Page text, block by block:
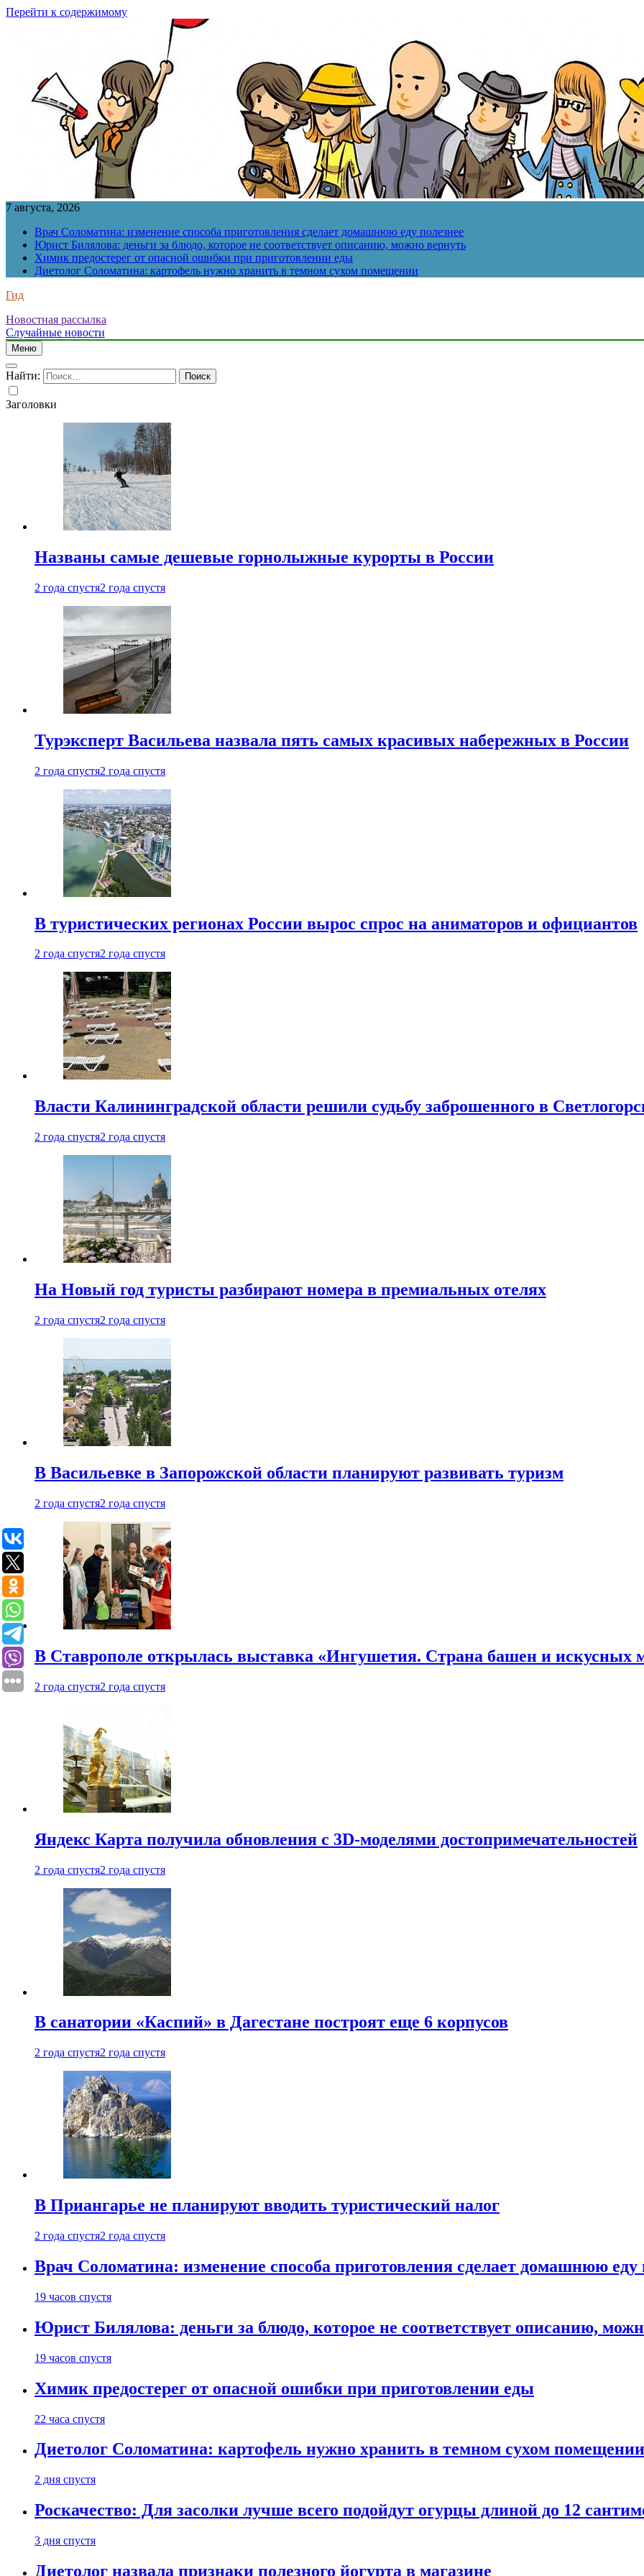
Перейти к содержимому
7 августа, 2026
Врач Соломатина: изменение способа приготовления сделает домашнюю еду полезнее
Юрист Билялова: деньги за блюдо, которое не соответствует описанию, можно вернуть
Химик предостерег от опасной ошибки при приготовлении еды
Диетолог Соломатина: картофель нужно хранить в темном сухом помещении
Гид
Новостная рассылка
Случайные новости
Меню
Найти:
Заголовки
Названы самые дешевые горнолыжные курорты в России
2 года спустя2 года спустя
Турэксперт Васильева назвала пять самых красивых набережных в России
2 года спустя2 года спустя
В туристических регионах России вырос спрос на аниматоров и официантов
2 года спустя2 года спустя
Власти Калининградской области решили судьбу заброшенного в
2 года спустя2 года спустя
На Новый год туристы разбирают номера в премиальных отелях
2 года спустя2 года спустя
В Васильевке в Запорожской области планируют развивать туризм
2 года спустя2 года спустя
В Ставрополе открылась выставка «Ингушетия. Страна башен и искусных
2 года спустя2 года спустя
Яндекс Карта получила обновления с 3D-моделями достопримечательностей
2 года спустя2 года спустя
В санатории «Каспий» в Дагестане построят еще 6 корпусов
2 года спустя2 года спустя
В Приангарье не планируют вводить туристический налог
2 года спустя2 года спустя
Врач Соломатина: изменение способа приготовления сделает домашнюю еду
19 часов спустя
Юрист Билялова: деньги за блюдо, которое не соответствует описанию,
19 часов спустя
Химик предостерег от опасной ошибки при приготовлении еды
22 часа спустя
Диетолог Соломатина: картофель нужно хранить в темном сухом помещении
2 дня спустя
Роскачество: Для засолки лучше всего подойдут огурцы длиной до 12
3 дня спустя
Диетолог назвала признаки полезного йогурта в магазине